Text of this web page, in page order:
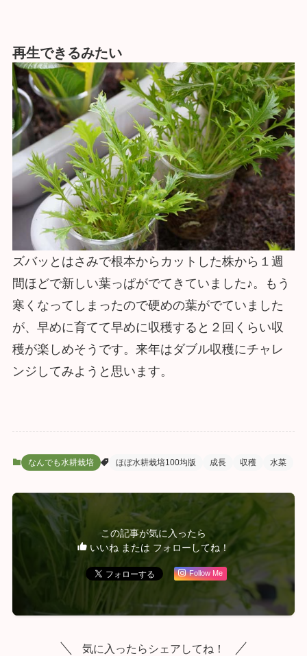
再生できるみたい
ズバッとはさみで根本からカットした株から１週
間ほどで新しい葉っぱがでてきていました♪。もう
寒くなってしまったので硬めの葉がでていました
が、早めに育てて早めに収穫すると２回くらい収
穫が楽しめそうです。来年はダブル収穫にチャレ
ンジしてみようと思います。
なんでも水耕栽培 ほぼ水耕栽培100均版 成長 収穫 水菜
この記事が気に入ったら
いいね または フォローしてね！
Follow Me
気に入ったらシェアしてね！